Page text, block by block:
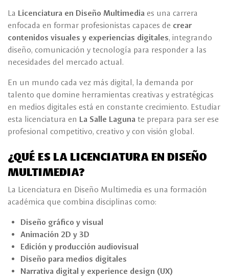
La Licenciatura en Diseño Multimedia es una carrera
enfocada en formar profesionistas capaces de crear
contenidos visuales y experiencias digitales, integrando
diseño, comunicación y tecnología para responder a las
necesidades del mercado actual.
En un mundo cada vez más digital, la demanda por
talento que domine herramientas creativas y estratégicas
en medios digitales está en constante crecimiento. Estudiar
esta licenciatura en La Salle Laguna te prepara para ser ese
profesional competitivo, creativo y con visión global.
¿QUÉ ES LA LICENCIATURA EN DISEÑO
MULTIMEDIA?
La Licenciatura en Diseño Multimedia es una formación
académica que combina disciplinas como:
Diseño gráfico y visual
Animación 2D y 3D
Edición y producción audiovisual
Diseño para medios digitales
Narrativa digital y experience design (UX)